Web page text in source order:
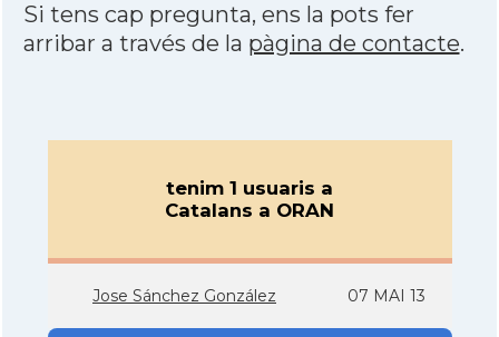
Si tens cap pregunta, ens la pots fer
arribar a través de la pàgina de contacte.
tenim 1 usuaris a
Catalans a ORAN
Jose Sánchez González 07 MAI 13